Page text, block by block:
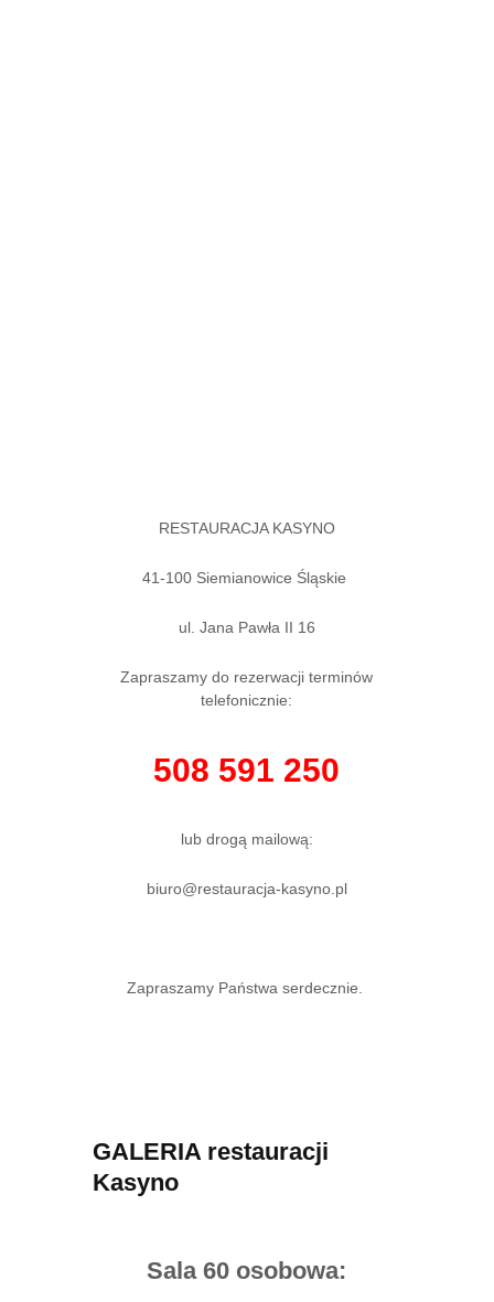
RESTAURACJA KASYNO
41-100 Siemianowice Śląskie
ul. Jana Pawła II 16
Zapraszamy do rezerwacji terminów
telefonicznie:
508 591 250
lub drogą mailową:
biuro@restauracja-kasyno.pl
Zapraszamy Państwa serdecznie.
GALERIA restauracji
Kasyno
Sala 60 osobowa: